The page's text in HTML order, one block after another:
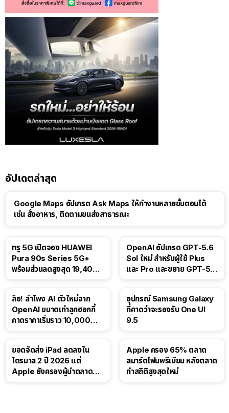
อัปเดตล่าสุด
Google Maps อัปเกรด Ask Maps ให้ทำงานหลายขั้นตอนได้
เช่น สั่งอาหาร, ติดตามขนส่งสาธารณะ
ทรู 5G เปิดจอง HUAWEI
Pura 90s Series 5G+
พร้อมส่วนลดสูงสุด 19,400
OpenAI อัปเกรด GPT-5.6
Sol ใหม่ สำหรับผู้ใช้ Plus
และ Pro และขยาย GPT-5.6
ลือ! ลำโพง AI ตัวใหม่จาก
OpenAI ขนาดเท่าลูกฮอกกี้
คาดราคาเริ่มราว 10,000
อุปกรณ์ Samsung Galaxy
ที่คาดว่าจะรองรับ One UI
9.5
ยอดจัดส่ง iPad ลดลงใน
ไตรมาส 2 ปี 2026 แต่
Apple ยังครองผู้นำตลาด
Apple ครอง 65% ตลาด
สมาร์ตโฟนพรีเมียม หลังตลาด
ทำสถิติสูงสุดใหม่